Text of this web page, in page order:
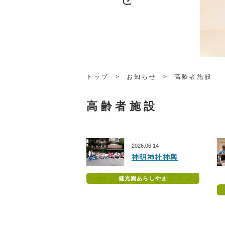
トップ お知らせ 高齢者施設
高齢者施設
2026.06.14
神明神社神輿
健光園あらしやま